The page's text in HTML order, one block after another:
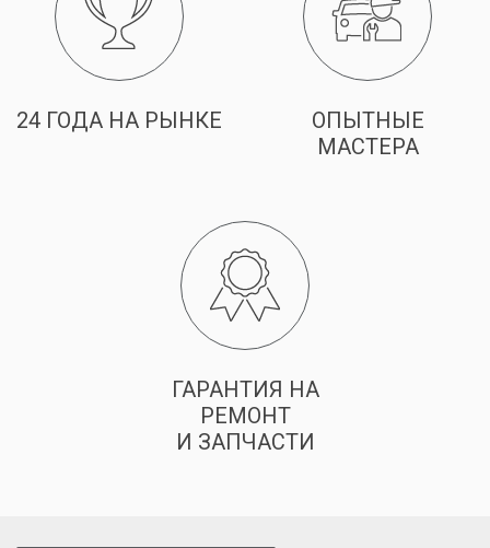
24 ГОДА НА РЫНКЕ
ОПЫТНЫЕ
МАСТЕРА
ГАРАНТИЯ НА
РЕМОНТ
И ЗАПЧАСТИ